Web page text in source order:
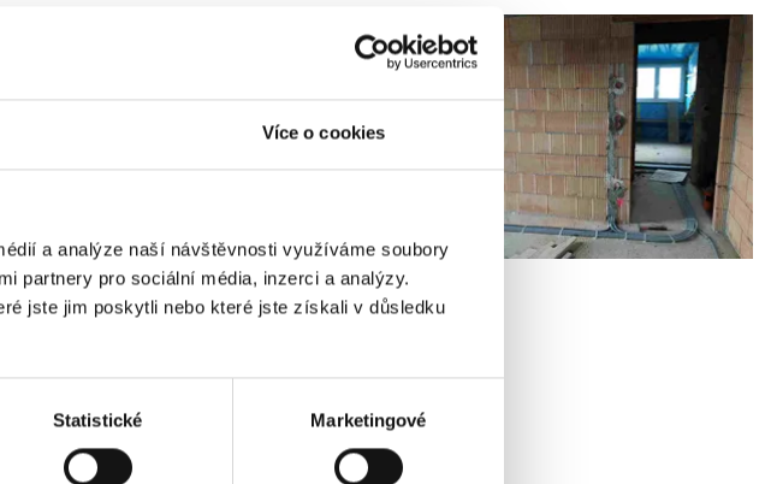
Více o cookies
a analýze naší návštěvnosti využíváme soubory
partnery pro sociální média, inzerci a analýzy.
jste jim poskytli nebo které jste získali v důsledku
Statistické Marketingové